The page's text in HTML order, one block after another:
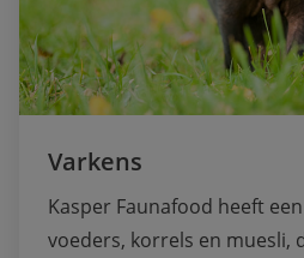
Varkens
Kasper Faunafood heeft
voeders, korrels en muesli,